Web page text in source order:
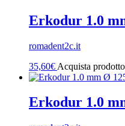
Erkodur 1.0
romadent2c.it
35,60€ Acquista prodotto
Erkodur 1.0